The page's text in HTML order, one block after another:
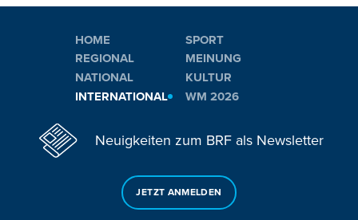
HOME
REGIONAL
NATIONAL
INTERNATIONAL
SPORT
MEINUNG
KULTUR
WM 2026
Neuigkeiten zum BRF als Newsletter
JETZT ANMELDEN